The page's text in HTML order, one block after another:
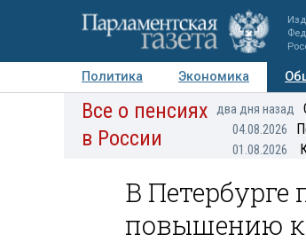
Политика Экономика
Авторы Персоны Мнения
Все о пенсиях
в России
два дня назад
04.08.2026
01.08.2026
В
повышению